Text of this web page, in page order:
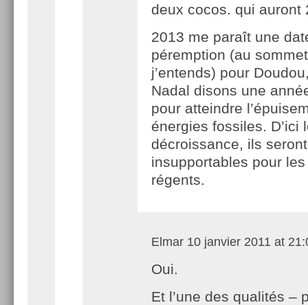
deux cocos. qui auront
2013 me paraît une
péremption (au sommet
j’entends) pour
Nadal disons une
pour atteindre
énergies fossiles. D’ici
décroissance, ils seront
insupportables pour
régents.
Elmar 10 janvier 2011 at
Oui.
Et l’une des qualités –